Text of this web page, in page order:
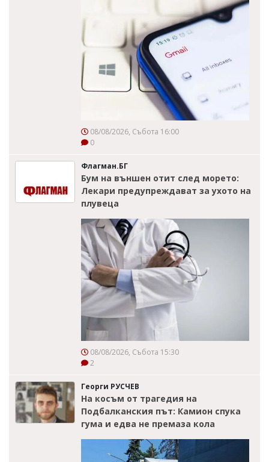
08/08/2026, Събота 16:00
0
Флагман.БГ
Бум на външен отит след морето:
Лекари предупреждават за ухото на
плувеца
08/08/2026, Събота 15:30
2
Георги РУСЧЕВ
На косъм от трагедия на
Подбалканския път: Камион спука
гума и едва не премаза кола